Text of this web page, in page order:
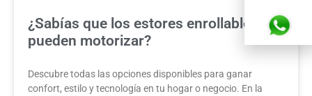
¿Sabías que los estores enrollables se
pueden motorizar?
Descubre todas las opciones disponibles para ganar
confort, estilo y tecnología en tu hogar o negocio. En la